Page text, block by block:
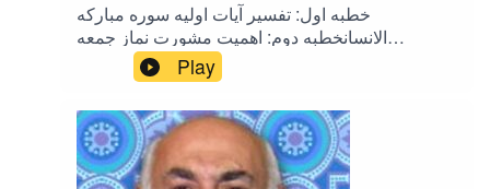
خطبه اول: تفسیر آیات اولیه سوره مبارکه
الانسانخطبه دوم: اهمیت مشورت نماز جمعه
مورخ:بیست و ششم تیرماه هزارو چهارصد و
Play